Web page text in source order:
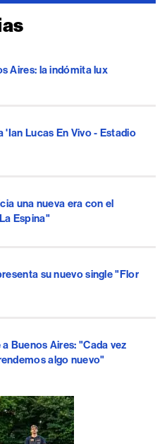
Aires: la indómita lux
'Ian Lucas En Vivo - Estadio
una nueva era con el
Espina"
su nuevo single "Flor
a Buenos Aires: "Cada vez
algo nuevo"